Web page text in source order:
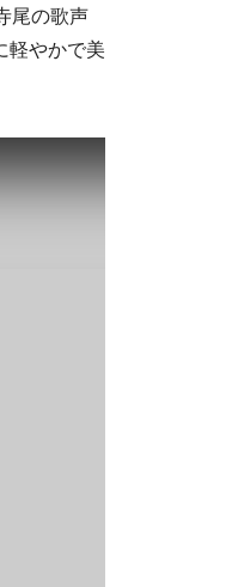
尾の歌声
軽やかで美